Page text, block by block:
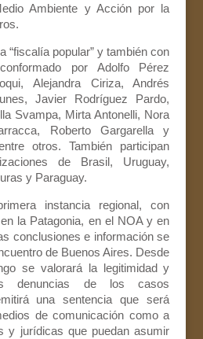
Ambiente y Acción por la
“fiscalía popular” y también con
por Adolfo Pérez
Alejandra Ciriza, Andrés
Javier Rodríguez Pardo,
Svampa, Mirta Antonelli, Nora
Roberto Gargarella y
otros. También participan
de Brasil, Uruguay,
y Paraguay.
instancia regional, con
la Patagonia, en el NOA y en
conclusiones e información se
de Buenos Aires. Desde
se valorará la legitimidad y
denuncias de los casos
una sentencia que será
de comunicación como a
y jurídicas que puedan asumir